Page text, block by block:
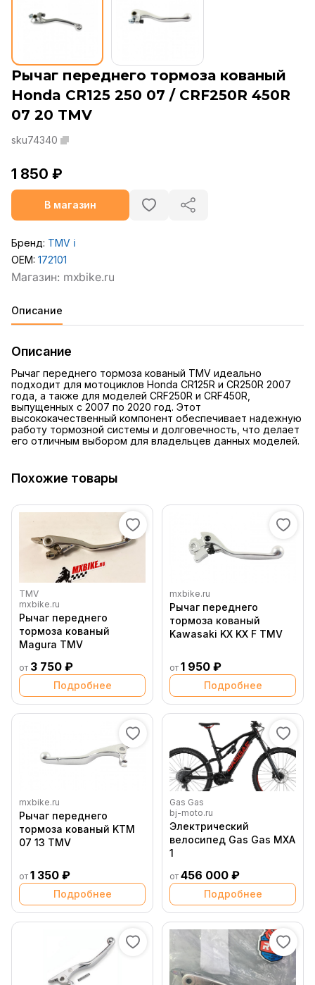
Рычаг переднего тормоза кованый
Honda CR125 250 07 / CRF250R 450R
07 20 TMV
sku74340
1 850 ₽
В магазин
Бренд: TMV ℹ️
OEM: 172101
Описание
Описание
Рычаг переднего тормоза кованый TMV идеально
подходит для мотоциклов Honda CR125R и CR250R 2007
года, а также для моделей CRF250R и CRF450R,
выпущенных с 2007 по 2020 год. Этот
высококачественный компонент обеспечивает надежную
работу тормозной системы и долговечность, что делает
его отличным выбором для владельцев данных моделей.
Похожие товары
TMV
mxbike.ru
Рычаг переднего
тормоза кованый
Magura TMV
от 3 750 ₽
Подробнее
mxbike.ru
Рычаг переднего
тормоза кованый
Kawasaki KX KX F TMV
от 1 950 ₽
Подробнее
mxbike.ru
Рычаг переднего
тормоза кованый KTM
07 13 TMV
от 1 350 ₽
Подробнее
Gas Gas
bj-moto.ru
Электрический
велосипед Gas Gas MXA
1
от 456 000 ₽
Подробнее